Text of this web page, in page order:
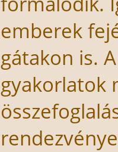
emberek
gátakon is.
gyakorlatok